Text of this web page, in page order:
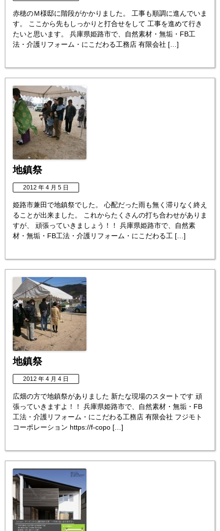
赤穂のＭ様邸に階段がかかりました。 工事も順調に進んでいま
す。 ここから先もしっかりと打合せをして 工事を進めて行き
たいと思います。 兵庫県姫路市で、自然素材・無垢・FB工
法・介護リフォーム・にこだわる工務店 有限会社 […]
地鎮祭
2012 年 4 月 5 日
姫路市兼田で地鎮祭でした。 心配だった雨も無く滞りなく終え
ることが出来ました。 これからたくさんの打ち合わせがありま
すが、 頑張っていきましょう！！ 兵庫県姫路市で、自然素
材・無垢・FB工法・介護リフォーム・にこだわる工 […]
地鎮祭
2012 年 4 月 4 日
広畑の方で地鎮祭がありました 新たな現場のスタートです 頑
張っていきますよ！！ 兵庫県姫路市で、自然素材・無垢・FB
工法・介護リフォーム・にこだわる工務店 有限会社 フジモト
コーポレーション https://f-copo […]